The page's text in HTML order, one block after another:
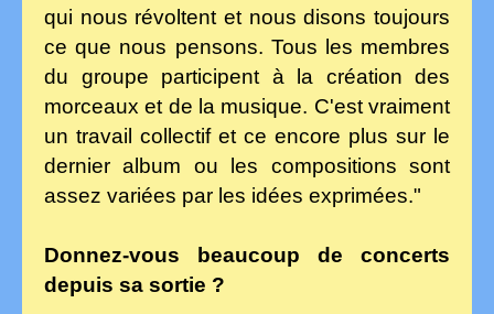
qui nous révoltent et nous disons toujours
ce que nous pensons. Tous les membres
du groupe participent à la création des
morceaux et de la musique. C'est vraiment
un travail collectif et ce encore plus sur le
dernier album ou les compositions sont
assez variées par les idées exprimées."
Donnez-vous beaucoup de concerts
depuis sa sortie ?